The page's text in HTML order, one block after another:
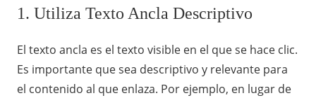
1. Utiliza Texto Ancla Descriptivo
El texto ancla es el texto visible en el que se hace clic.
Es importante que sea descriptivo y relevante para
el contenido al que enlaza. Por ejemplo, en lugar de